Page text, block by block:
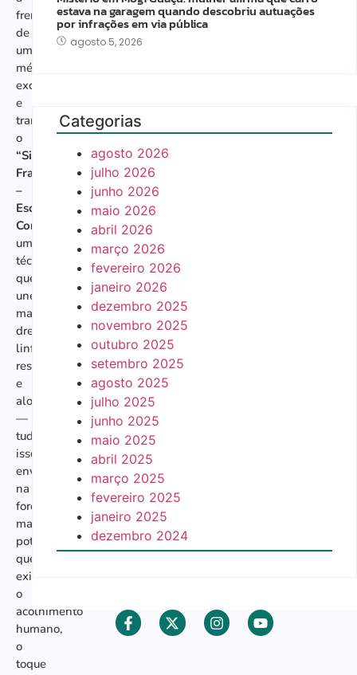
frente
de
um
método
exclusivo
e
transformador:
o
“Silvia
Francelino
–
Esculpindo
Corpos”
uma
técnica
que
une
massoterapia,
drenagem
linfática,
respiração
e
alongamento
—
tudo
isso
envolto
na
força
mais
potente
que
existe:
o
acolhimento
humano,
o
toque
estava na garagem quando descobriu autuações
por infrações em via pública
agosto 5, 2026
Categorias
agosto 2026
julho 2026
junho 2026
maio 2026
abril 2026
março 2026
fevereiro 2026
janeiro 2026
dezembro 2025
novembro 2025
outubro 2025
setembro 2025
agosto 2025
julho 2025
junho 2025
maio 2025
abril 2025
março 2025
fevereiro 2025
janeiro 2025
dezembro 2024